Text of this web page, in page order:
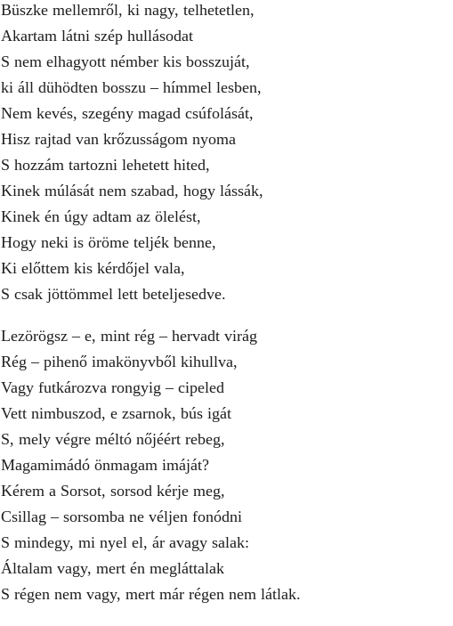
Büszke mellemről, ki nagy, telhetetlen,
Akartam látni szép hullásodat
S nem elhagyott némber kis bosszuját,
ki áll dühödten bosszu – hímmel lesben,
Nem kevés, szegény magad csúfolását,
Hisz rajtad van krőzusságom nyoma
S hozzám tartozni lehetett hited,
Kinek múlását nem szabad, hogy lássák,
Kinek én úgy adtam az ölelést,
Hogy neki is öröme teljék benne,
Ki előttem kis kérdőjel vala,
S csak jöttömmel lett beteljesedve.
Lezörögsz – e, mint rég – hervadt virág
Rég – pihenő imakönyvből kihullva,
Vagy futkározva rongyig – cipeled
Vett nimbuszod, e zsarnok, bús igát
S, mely végre méltó nőjéért rebeg,
Magamimádó önmagam imáját?
Kérem a Sorsot, sorsod kérje meg,
Csillag – sorsomba ne véljen fonódni
S mindegy, mi nyel el, ár avagy salak:
Általam vagy, mert én megláttalak
S régen nem vagy, mert már régen nem látlak.